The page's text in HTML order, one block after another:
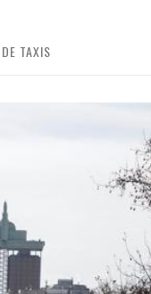
TAXIS